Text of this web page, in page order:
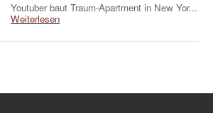
Youtuber baut Traum-Apartment in New Yor...
Weiterlesen